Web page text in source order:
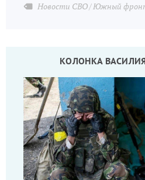
Новости СВО Южный
КОЛОНКА